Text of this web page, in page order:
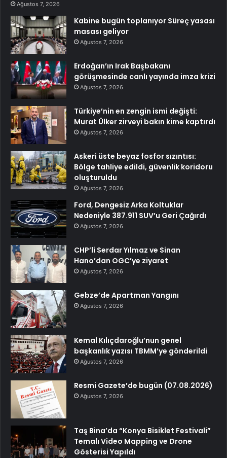
Ağustos 7, 2026
Kabine bugün toplanıyor Süreç yasası
masası geliyor
Ağustos 7, 2026
Erdoğan’ın Irak Başbakanı
görüşmesinde canlı yayında imza krizi
Ağustos 7, 2026
Türkiye’nin en zengin ismi değişti:
Murat Ülker zirveyi bakın kime kaptırdı
Ağustos 7, 2026
Askeri üste beyaz fosfor sızıntısı:
Bölge tahliye edildi, güvenlik koridoru
oluşturuldu
Ağustos 7, 2026
Ford, Dengesiz Arka Koltuklar
Nedeniyle 387.911 SUV’u Geri Çağırdı
Ağustos 7, 2026
CHP’li Serdar Yılmaz ve Sinan
Hano’dan OGC’ye ziyaret
Ağustos 7, 2026
Gebze’de Apartman Yangını
Ağustos 7, 2026
Kemal Kılıçdaroğlu’nun genel
başkanlık yazısı TBMM’ye gönderildi
Ağustos 7, 2026
Resmi Gazete’de bugün (07.08.2026)
Ağustos 7, 2026
Taş Bina’da “Konya Bisiklet Festivali”
Temalı Video Mapping ve Drone
Gösterisi Yapıldı